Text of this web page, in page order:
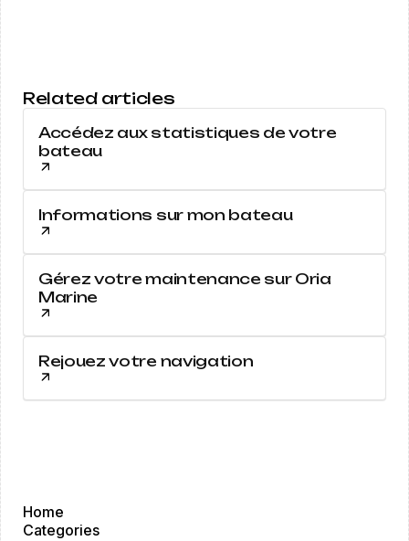
Related articles
Accédez aux statistiques de votre
bateau
Informations sur mon bateau
Gérez votre maintenance sur Oria
Marine
Rejouez votre navigation
Home
Categories